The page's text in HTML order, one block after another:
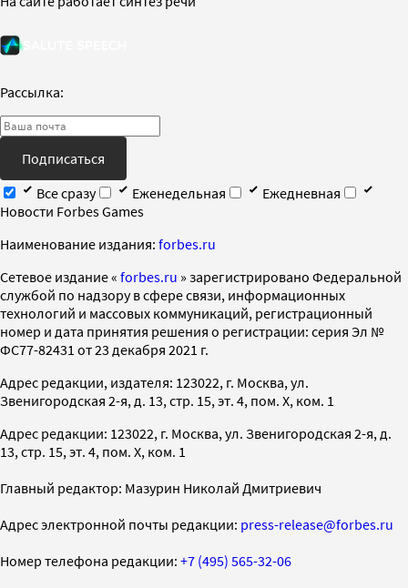
Рассылка:
Подписаться
Все сразу
Еженедельная
Ежедневная
Новости Forbes Games
Наименование издания: forbes.ru
Cетевое издание « forbes.ru » зарегистрировано Федеральной
службой по надзору в сфере связи, информационных
технологий и массовых коммуникаций, регистрационный
номер и дата принятия решения о регистрации: серия Эл №
ФС77-82431 от 23 декабря 2021 г.
Адрес редакции, издателя: 123022, г. Москва, ул.
Звенигородская 2-я, д. 13, стр. 15, эт. 4, пом. X, ком. 1
Адрес редакции: 123022, г. Москва, ул. Звенигородская 2-я, д.
13, стр. 15, эт. 4, пом. X, ком. 1
Главный редактор: Мазурин Николай Дмитриевич
Адрес электронной почты редакции: press-release@forbes.ru
Номер телефона редакции: +7 (495) 565-32-06